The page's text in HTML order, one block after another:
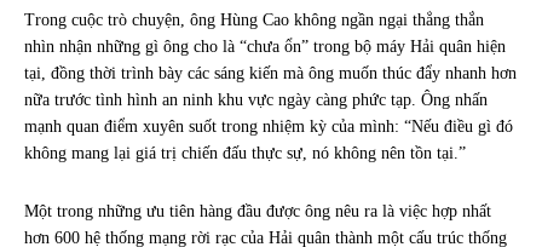
Trong cuộc trò chuyện, ông Hùng Cao không ngần ngại thẳng thắn
nhìn nhận những gì ông cho là “chưa ổn” trong bộ máy Hải quân hiện
tại, đồng thời trình bày các sáng kiến mà ông muốn thúc đẩy nhanh hơn
nữa trước tình hình an ninh khu vực ngày càng phức tạp. Ông nhấn
mạnh quan điểm xuyên suốt trong nhiệm kỳ của mình: “Nếu điều gì đó
không mang lại giá trị chiến đấu thực sự, nó không nên tồn tại.”
Một trong những ưu tiên hàng đầu được ông nêu ra là việc hợp nhất
hơn 600 hệ thống mạng rời rạc của Hải quân thành một cấu trúc thống